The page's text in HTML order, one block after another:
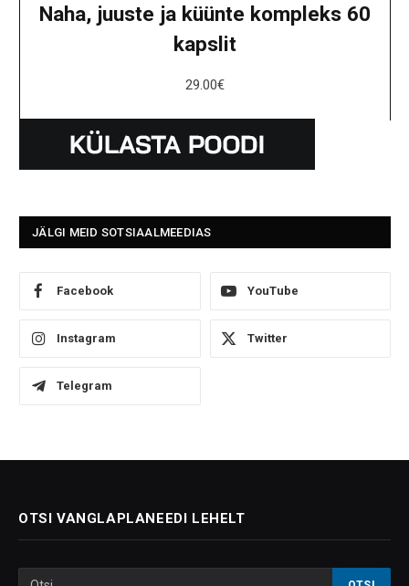
Naha, juuste ja küünte kompleks 60
kapslit
29.00€
JÄLGI MEID SOTSIAALMEEDIAS
Facebook YouTube
Instagram Twitter
Telegram
OTSI VANGLAPLANEEDI LEHELT